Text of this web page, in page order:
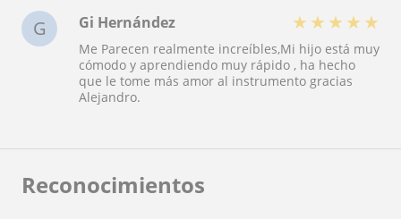
G Gi Hernández ★ ★ ★ ★ ★
Me Parecen realmente increíbles,Mi hijo está muy
cómodo y aprendiendo muy rápido , ha hecho
que le tome más amor al instrumento gracias
Alejandro.
Reconocimientos